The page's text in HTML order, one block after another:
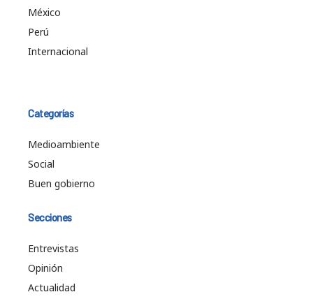
México
Perú
Internacional
Categorías
Medioambiente
Social
Buen gobierno
Secciones
Entrevistas
Opinión
Actualidad